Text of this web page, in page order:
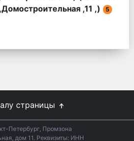
,11 ,)
5
страницы
Петербург, Промзона
дом 11. Реквизиты: ИНН